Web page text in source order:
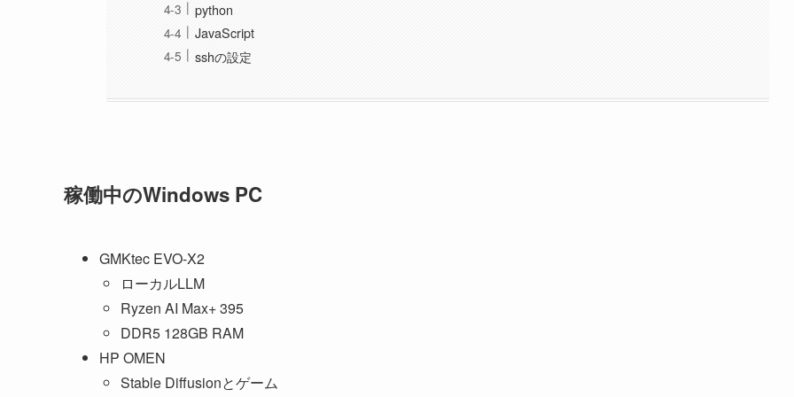
python
JavaScript
sshの設定
稼働中のWindows PC
GMKtec EVO-X2
ローカルLLM
Ryzen AI Max+ 395
DDR5 128GB RAM
HP OMEN
Stable Diffusionとゲーム